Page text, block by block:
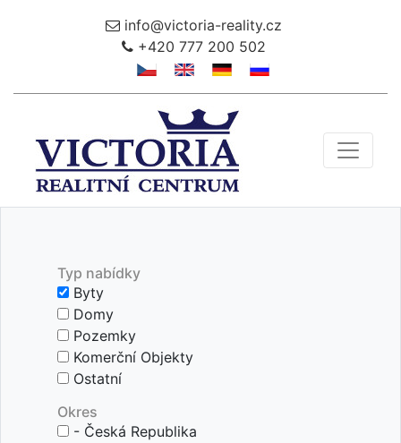
info@victoria-reality.cz
+420 777 200 502
Toggle
Typ nabídky
Byty
Domy
Pozemky
Komerční Objekty
Ostatní
Okres
- Česká Republika